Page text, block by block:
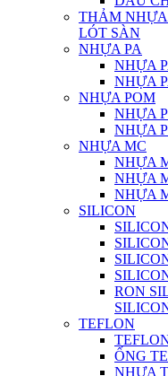
THẢM
LÓT SÀN
NHỰA PA
NHỰA
NHỰA
NHỰA POM
NHỰA
NHỰA
NHỰA MC
NHỰA
NHỰA
NHỰA
SILICON
RON
TEFLON
ỐNG
NHỰA